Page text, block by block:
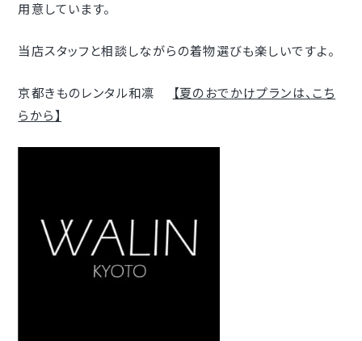
用意しています。
当店スタッフと相談しながらの着物選びも楽しいですよ。
京都きものレンタル和凛
【夏のおでかけプランは、こち
らから】